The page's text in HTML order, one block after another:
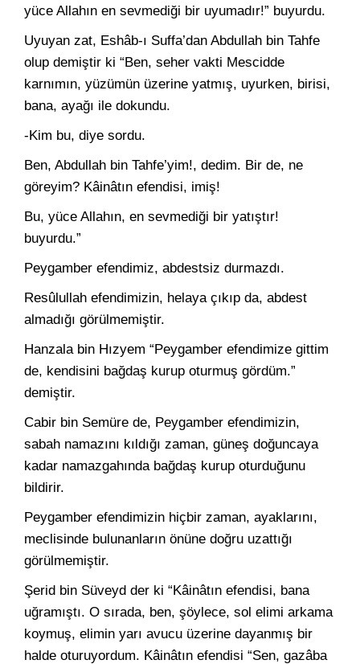
yüce Allahın en sevmediği bir uyumadır!” buyurdu.
Uyuyan zat, Eshâb-ı Suffa’dan Abdullah bin Tahfe
olup demiştir ki “Ben, seher vakti Mescidde
karnımın, yüzümün üzerine yatmış, uyurken, birisi,
bana, ayağı ile dokundu.
-Kim bu, diye sordu.
Ben, Abdullah bin Tahfe’yim!, dedim. Bir de, ne
göreyim? Kâinâtın efendisi, imiş!
Bu, yüce Allahın, en sevmediği bir yatıştır!
buyurdu.”
Peygamber efendimiz, abdestsiz durmazdı.
Resûlullah efendimizin, helaya çıkıp da, abdest
almadığı görülmemiştir.
Hanzala bin Hızyem “Peygamber efendimize gittim
de, kendisini bağdaş kurup oturmuş gördüm.”
demiştir.
Cabir bin Semüre de, Peygamber efendimizin,
sabah namazını kıldığı zaman, güneş doğuncaya
kadar namazgahında bağdaş kurup oturduğunu
bildirir.
Peygamber efendimizin hiçbir zaman, ayaklarını,
meclisinde bulunanların önüne doğru uzattığı
görülmemiştir.
Şerid bin Süveyd der ki “Kâinâtın efendisi, bana
uğramıştı. O sırada, ben, şöylece, sol elimi arkama
koymuş, elimin yarı avucu üzerine dayanmış bir
halde oturuyordum. Kâinâtın efendisi “Sen, gazâba